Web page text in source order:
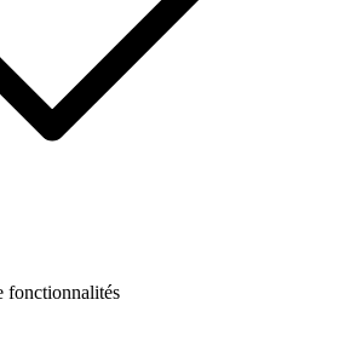
fonctionnalités